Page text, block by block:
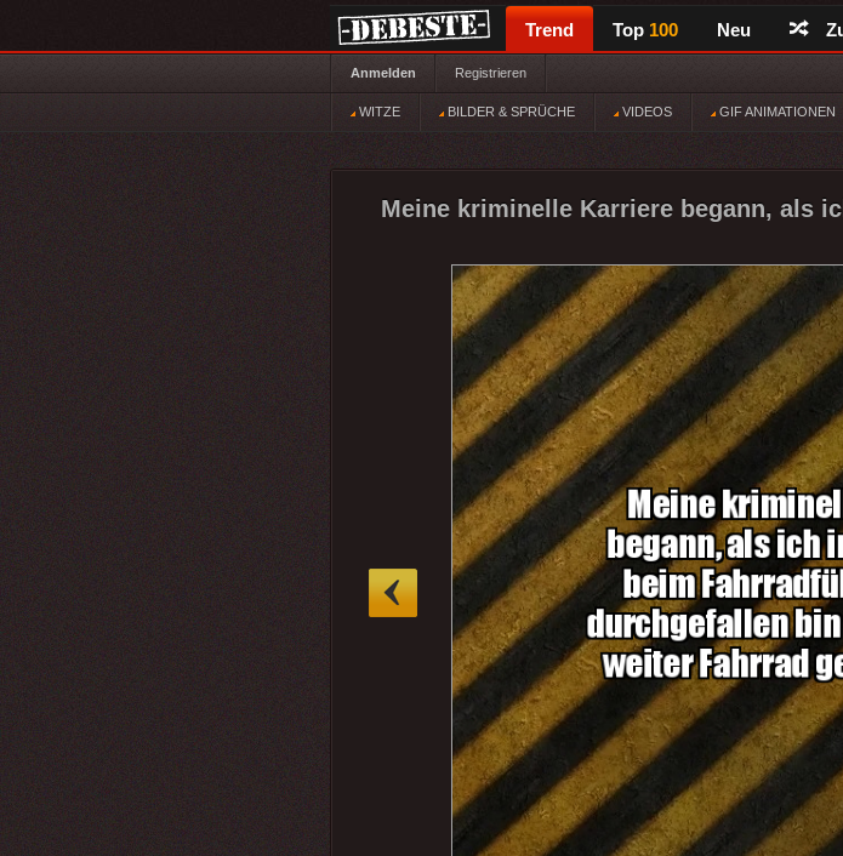
Trend Top 100 Neu
Anmelden Registrieren
WITZE BILDER & SPRÜCHE VIDEOS GIF ANIMATIONEN
Meine kriminelle Karriere begann, als